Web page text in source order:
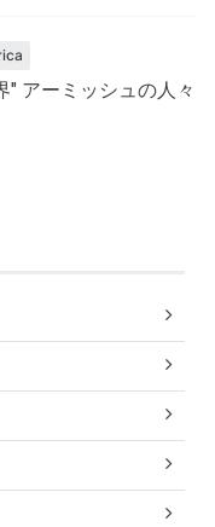
" アーミッシュの人々